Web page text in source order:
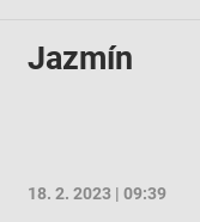
Jazmín
18. 2. 2023 | 09:39